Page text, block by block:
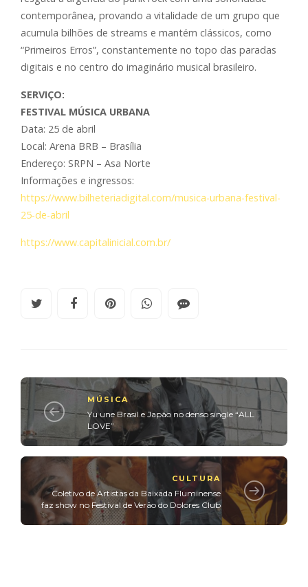
contemporânea, provando a vitalidade de um grupo que
acumula bilhões de streams e mantém clássicos, como
“Primeiros Erros”, constantemente no topo das paradas
digitais e no centro do imaginário musical brasileiro.
SERVIÇO:
FESTIVAL MÚSICA URBANA
Data: 25 de abril
Local: Arena BRB – Brasília
Endereço: SRPN – Asa Norte
Informações e ingressos:
https://www.bilheteriadigital.com/musica-urbana-festival-
25-de-abril
https://www.capitalinicial.com.br/
MÚSICA
Yu une Brasil e Japão no denso single “ALL
LOVE”
CULTURA
Coletivo de Artistas da Baixada Fluminense
faz show no Festival de Verão do Dolores Club